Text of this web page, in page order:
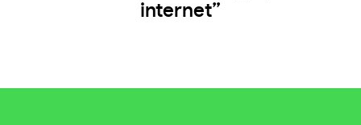
internet”